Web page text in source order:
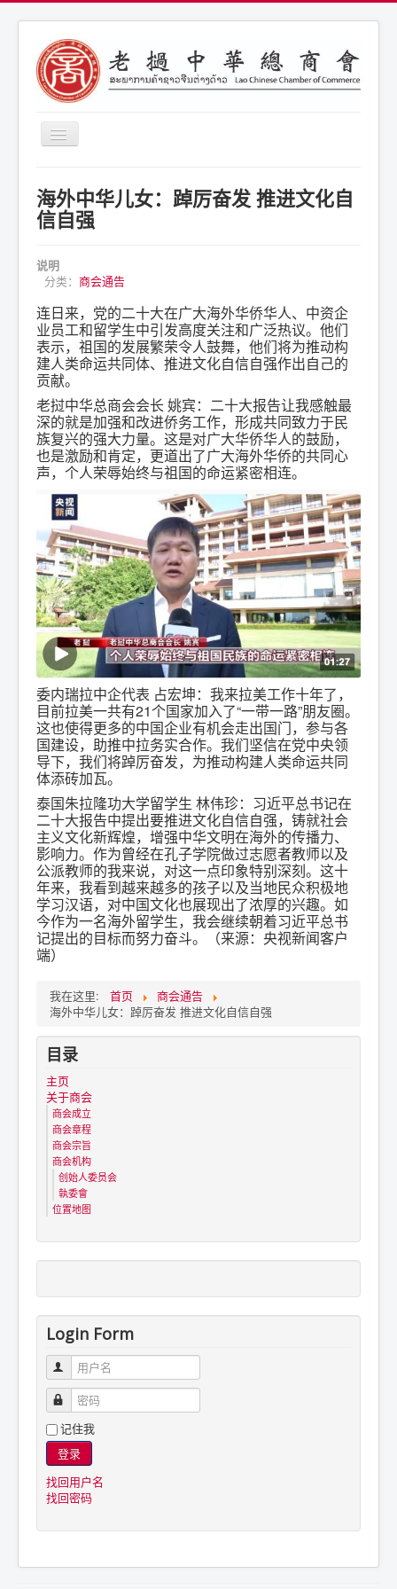
导
关
商会通告
联系我们
海外中华儿女：踔厉奋发 推进文化自
信自强
说明
分类： 商会通告
连日来，党的二十大在广大海外华侨华人、中资企
业员工和留学生中引发高度关注和广泛热议。他们
表示，祖国的发展繁荣令人鼓舞，他们将为推动构
建人类命运共同体、推进文化自信自强作出自己的
贡献。
老挝中华总商会会长 姚宾：二十大报告让我感触最
深的就是加强和改进侨务工作，形成共同致力于民
族复兴的强大力量。这是对广大华侨华人的鼓励，
也是激励和肯定，更道出了广大海外华侨的共同心
声，个人荣辱始终与祖国的命运紧密相连。
委内瑞拉中企代表 占宏坤：我来拉美工作十年了，
目前拉美一共有21个国家加入了“一带一路”朋友圈。
这也使得更多的中国企业有机会走出国门，参与各
国建设，助推中拉务实合作。我们坚信在党中央领
导下，我们将踔厉奋发，为推动构建人类命运共同
体添砖加瓦。
泰国朱拉隆功大学留学生 林伟珍：习近平总书记在
二十大报告中提出要推进文化自信自强，铸就社会
主义文化新辉煌，增强中华文明在海外的传播力、
影响力。作为曾经在孔子学院做过志愿者教师以及
公派教师的我来说，对这一点印象特别深刻。这十
年来，我看到越来越多的孩子以及当地民众积极地
学习汉语，对中国文化也展现出了浓厚的兴趣。如
今作为一名海外留学生，我会继续朝着习近平总书
记提出的目标而努力奋斗。（来源：央视新闻客户
端）
我在这里: 首页
商会通告
海外中华儿女：踔厉奋发 推进文化自信自强
目录
主页
关于商会
商会成立
商会章程
商会宗旨
商会机构
创始人委员会
執委會
位置地图
Login Form
用户名
密码
记住我
登录
找回用户名
找回密码